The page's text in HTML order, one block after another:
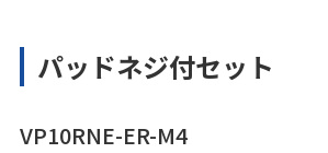
パッドネジ付セット
VP10RNE-ER-M4